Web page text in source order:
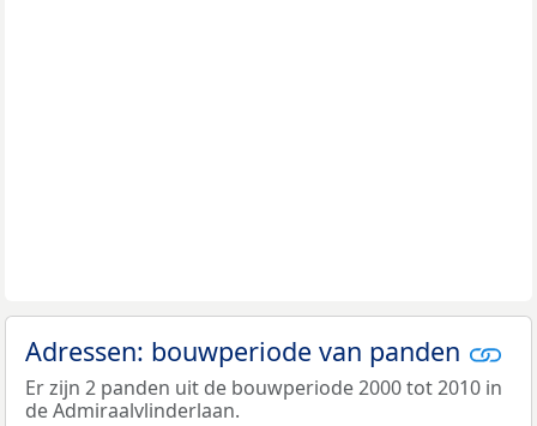
Adressen: bouwperiode van panden
Er zijn 2 panden uit de bouwperiode 2000 tot 2010 in
de Admiraalvlinderlaan.